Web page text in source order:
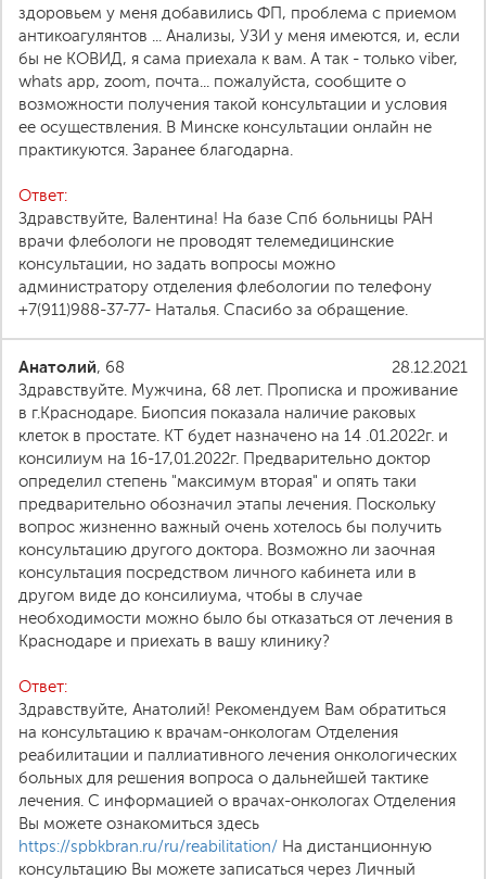
здоровьем у меня добавились ФП, проблема с приемом
антикоагулянтов ... Анализы, УЗИ у меня имеются, и, если
бы не КОВИД, я сама приехала к вам. А так - только viber,
whats app, zoom, почта... пожалуйста, сообщите о
возможности получения такой консультации и условия
ее осуществления. В Минске консультации онлайн не
практикуются. Заранее благодарна.
Ответ:
Здравствуйте, Валентина! На базе Спб больницы РАН
врачи флебологи не проводят телемедицинские
консультации, но задать вопросы можно
администратору отделения флебологии по телефону
+7(911)988-37-77- Наталья. Спасибо за обращение.
28.12.2021
Анатолий, 68
Здравствуйте. Мужчина, 68 лет. Прописка и проживание
в г.Краснодаре. Биопсия показала наличие раковых
клеток в простате. КТ будет назначено на 14 .01.2022г. и
консилиум на 16-17,01.2022г. Предварительно доктор
определил степень "максимум вторая" и опять таки
предварительно обозначил этапы лечения. Поскольку
вопрос жизненно важный очень хотелось бы получить
консультацию другого доктора. Возможно ли заочная
консультация посредством личного кабинета или в
другом виде до консилиума, чтобы в случае
необходимости можно было бы отказаться от лечения в
Краснодаре и приехать в вашу клинику?
Ответ:
Здравствуйте, Анатолий! Рекомендуем Вам обратиться
на консультацию к врачам-онкологам Отделения
реабилитации и паллиативного лечения онкологических
больных для решения вопроса о дальнейшей тактике
лечения. С информацией о врачах-онкологах Отделения
Вы можете ознакомиться здесь
https://spbkbran.ru/ru/reabilitation/ На дистанционную
консультацию Вы можете записаться через Личный